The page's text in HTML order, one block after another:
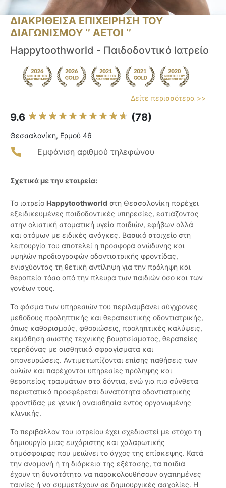
ΔΙΑΚΡΙΘΕΙΣΑ ΕΠΙΧΕΙΡΗΣΗ ΤΟΥ
ΔΙΑΓΩΝΙΣΜΟΥ ‘’ ΑΕΤΟΙ ‘’
Happytoothworld - Παιδοδοντικό Ιατρείο
Δείτε περισσότερα >>
9.6 (78)
Θεσσαλονίκη, Ερμού 46
Εμφάνιση αριθμού τηλεφώνου
Σχετικά με την εταιρεία:
Το ιατρείο Happytoothworld στη Θεσσαλονίκη παρέχει
εξειδικευμένες παιδοδοντικές υπηρεσίες, εστιάζοντας
στην ολιστική στοματική υγεία παιδιών, εφήβων αλλά
και ατόμων με ειδικές ανάγκες. Βασικό στοιχείο στη
λειτουργία του αποτελεί η προσφορά ανώδυνης και
υψηλών προδιαγραφών οδοντιατρικής φροντίδας,
ενισχύοντας τη θετική αντίληψη για την πρόληψη και
θεραπεία τόσο από την πλευρά των παιδιών όσο και των
γονέων τους.
Το φάσμα των υπηρεσιών του περιλαμβάνει σύγχρονες
μεθόδους προληπτικής και θεραπευτικής οδοντιατρικής,
όπως καθαρισμούς, φθοριώσεις, προληπτικές καλύψεις,
εκμάθηση σωστής τεχνικής βουρτσίσματος, θεραπείες
τερηδόνας με αισθητικά σφραγίσματα και
απονευρώσεις. Αντιμετωπίζονται επίσης παθήσεις των
ουλών και παρέχονται υπηρεσίες πρόληψης και
θεραπείας τραυμάτων στα δόντια, ενώ για πιο σύνθετα
περιστατικά προσφέρεται δυνατότητα οδοντιατρικής
φροντίδας με γενική αναισθησία εντός οργανωμένης
κλινικής.
Το περιβάλλον του ιατρείου έχει σχεδιαστεί με στόχο τη
δημιουργία μιας ευχάριστης και χαλαρωτικής
ατμόσφαιρας που μειώνει το άγχος της επίσκεψης. Κατά
την αναμονή ή τη διάρκεια της εξέτασης, τα παιδιά
έχουν τη δυνατότητα να παρακολουθήσουν αγαπημένες
ταινίες ή να συμμετέχουν σε δημιουργικές ασχολίες. Η